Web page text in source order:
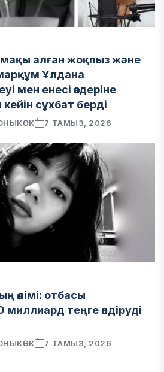
алған жоқпыз және
Ұлдана
мен енесі өздеріне
сұхбат берді
7 ТАМЫЗ, 2026
өлімі: отбасы
теңге өндіруді
7 ТАМЫЗ, 2026